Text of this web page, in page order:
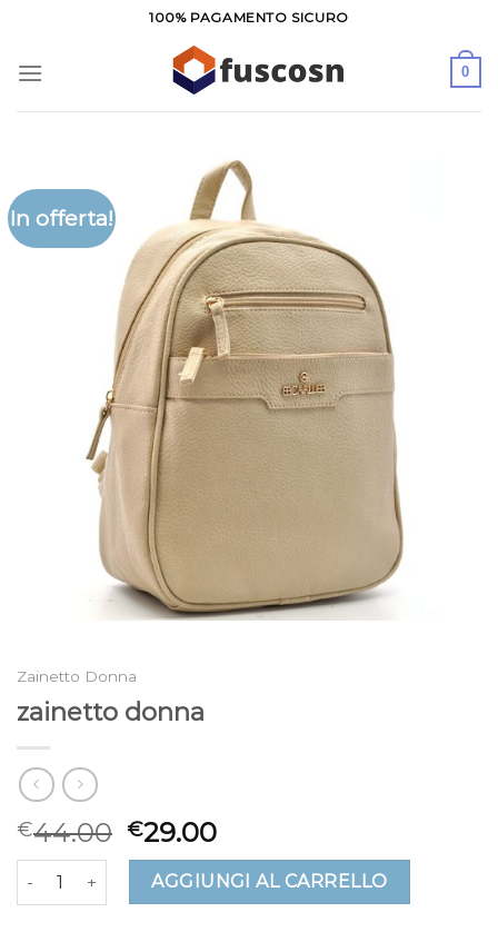
contenuti
100% PAGAMENTO SICURO
0
In offerta!
Zainetto Donna
zainetto donna
€44.00 €29.00
zainetto donna quantitàAGGIUNGI AL CARRELLO